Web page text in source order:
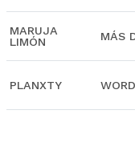
MARUJA
LIMÓN
MÁS
PLANXTY